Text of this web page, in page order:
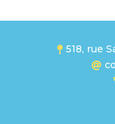
 518, rue
